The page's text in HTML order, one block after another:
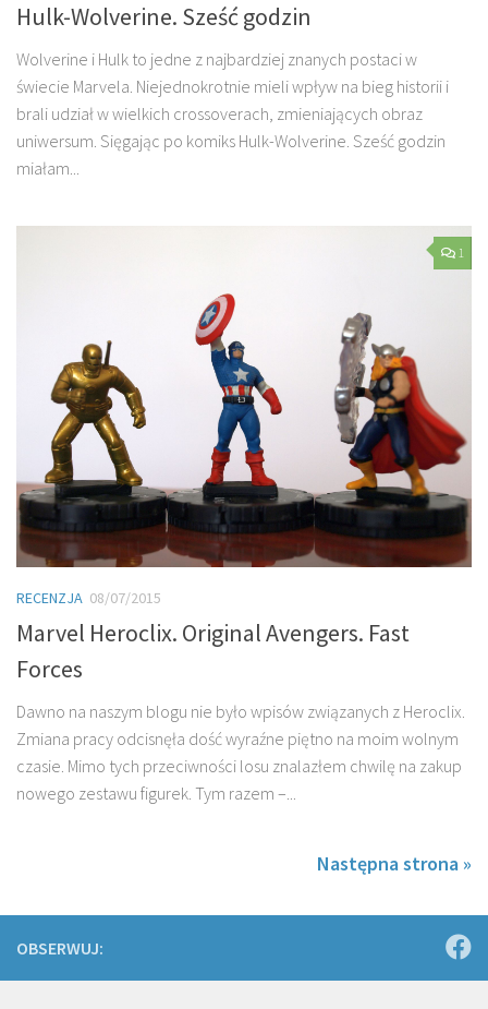
Hulk-Wolverine. Sześć godzin
Wolverine i Hulk to jedne z najbardziej znanych postaci w
świecie Marvela. Niejednokrotnie mieli wpływ na bieg historii i
brali udział w wielkich crossoverach, zmieniających obraz
uniwersum. Sięgając po komiks Hulk-Wolverine. Sześć godzin
miałam...
1
RECENZJA 08/07/2015
Marvel Heroclix. Original Avengers. Fast
Forces
Dawno na naszym blogu nie było wpisów związanych z Heroclix.
Zmiana pracy odcisnęła dość wyraźne piętno na moim wolnym
czasie. Mimo tych przeciwności losu znalazłem chwilę na zakup
nowego zestawu figurek. Tym razem –...
Następna strona »
OBSERWUJ: